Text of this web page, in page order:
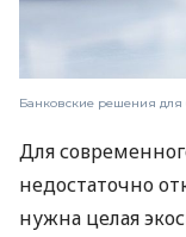
Банковские решения
Для
недостаточно
нужна целая